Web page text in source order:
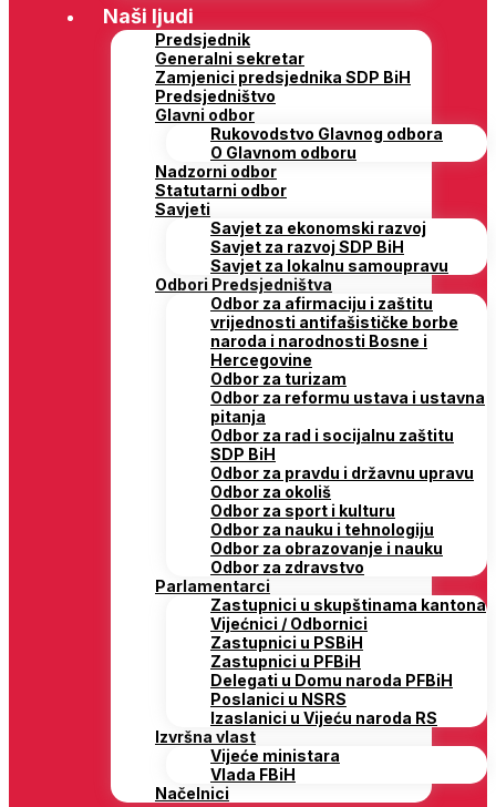
Naši ljudi
Predsjednik
Generalni sekretar
Zamjenici predsjednika SDP BiH
Predsjedništvo
Glavni odbor
Rukovodstvo Glavnog odbora
O Glavnom odboru
Nadzorni odbor
Statutarni odbor
Savjeti
Savjet za ekonomski razvoj
Savjet za razvoj SDP BiH
Savjet za lokalnu samoupravu
Odbori Predsjedništva
Odbor za afirmaciju i zaštitu
vrijednosti antifašističke borbe
naroda i narodnosti Bosne i
Hercegovine
Odbor za turizam
Odbor za reformu ustava i ustavna
pitanja
Odbor za rad i socijalnu zaštitu
SDP BiH
Odbor za pravdu i državnu upravu
Odbor za okoliš
Odbor za sport i kulturu
Odbor za nauku i tehnologiju
Odbor za obrazovanje i nauku
Odbor za zdravstvo
Parlamentarci
Zastupnici u skupštinama kantona
Vijećnici / Odbornici
Zastupnici u PSBiH
Zastupnici u PFBiH
Delegati u Domu naroda PFBiH
Poslanici u NSRS
Izaslanici u Vijeću naroda RS
Izvršna vlast
Vijeće ministara
Vlada FBiH
Načelnici